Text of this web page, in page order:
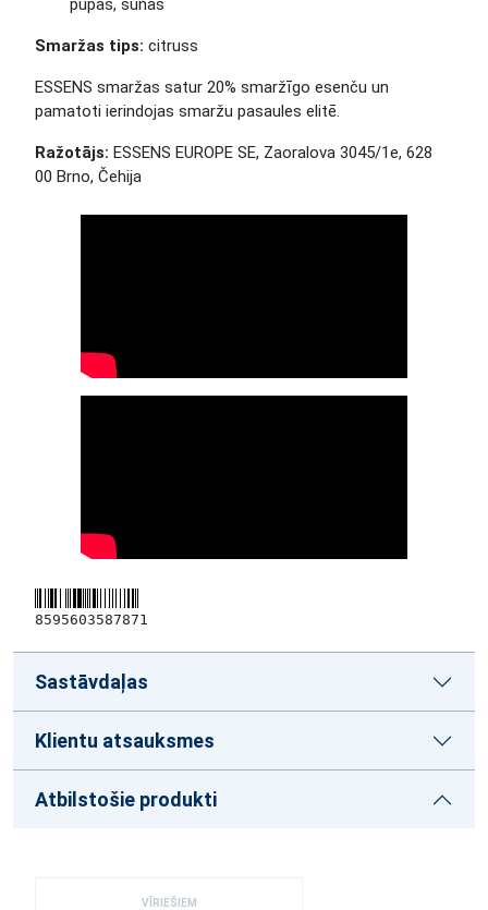
pupas, sūnas
Smaržas tips: citruss
ESSENS smaržas satur 20% smaržīgo esenču un
pamatoti ierindojas smaržu pasaules elitē.
Ražotājs: ESSENS EUROPE SE, Zaoralova 3045/1e, 628
00 Brno, Čehija
8595603587871
Sastāvdaļas
Klientu atsauksmes
Atbilstošie produkti
VĪRIEŠIEM